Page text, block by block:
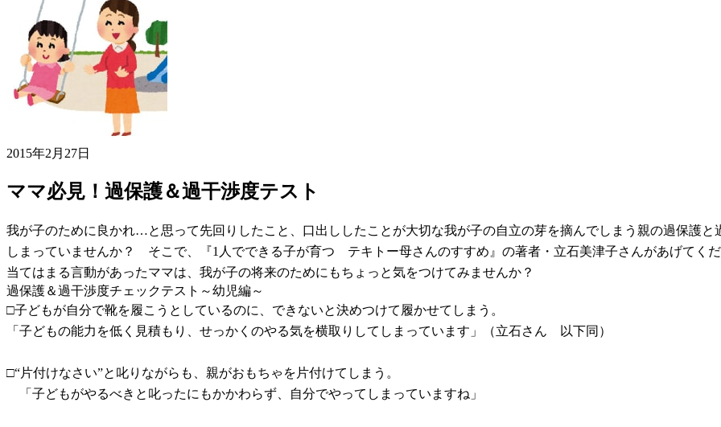
2015年2月27日
ママ必見！過保護＆過干渉度テスト
我が子のために良かれ…と思って先回りしたこと、口出ししたことが大切な我が子の自立の芽を摘んでしまう親の過保護
しまっていませんか？ そこで、『1人でできる子が育つ テキトー母さんのすすめ』の著者・立石美津子さんがあげてく
当てはまる言動があったママは、我が子の将来のためにもちょっと気をつけてみませんか？
過保護＆過干渉度チェックテスト～幼児編～
□子どもが自分で靴を履こうとしているのに、できないと決めつけて履かせてしまう。
「子どもの能力を低く見積もり、せっかくのやる気を横取りしてしまっています」（立石さん 以下同）
□“片付けなさい”と叱りながらも、親がおもちゃを片付けてしまう。
「子どもがやるべきと叱ったにもかかわらず、自分でやってしまっていますね」